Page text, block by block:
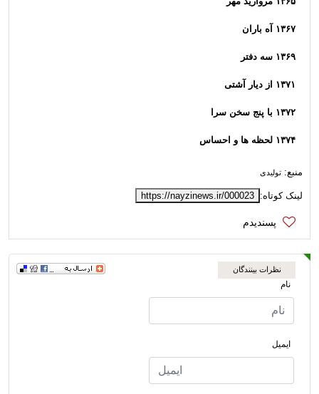
۱۳۶۷ آه باران
۱۳۶۹ سه دفتر
۱۳۷۱ از دیار آشتی
۱۳۷۲ با پنج سخن سرا
۱۳۷۴ لحظه ها و احساس
منبع: تولیدی
لینک کوتاه: https://nayzinews.ir/000023
نظرات بینندگان
نام
ایمیل